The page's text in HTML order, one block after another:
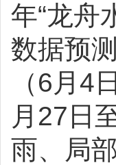
年“龙舟
数据预
（6月4
月27日
雨、局